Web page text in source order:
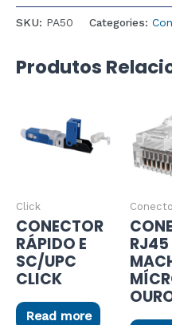
SKU: PA50 Categories:
Produtos
Click
CONECTOR
RÁPIDO E
SC/UPC
CLICK
Read more
RJ45